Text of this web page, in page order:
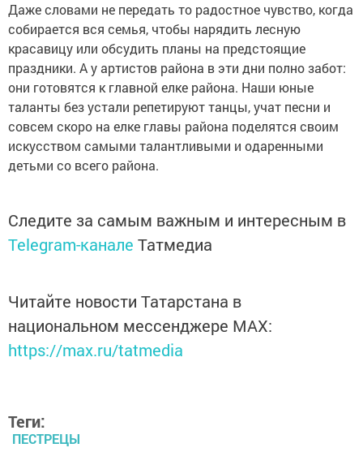
Даже словами не передать то радостное чувство, когда
собирается вся семья, чтобы нарядить лесную
красавицу или обсудить планы на предстоящие
праздники. А у артистов района в эти дни полно забот:
они готовятся к главной елке района. Наши юные
таланты без устали репетируют танцы, учат песни и
совсем скоро на елке главы района поделятся своим
искусством самыми талантливыми и одаренными
детьми со всего района.
Следите за самым важным и интересным в
Telegram-канале Татмедиа
Читайте новости Татарстана в
национальном мессенджере MАХ:
https://max.ru/tatmedia
Теги:
ПЕСТРЕЦЫ